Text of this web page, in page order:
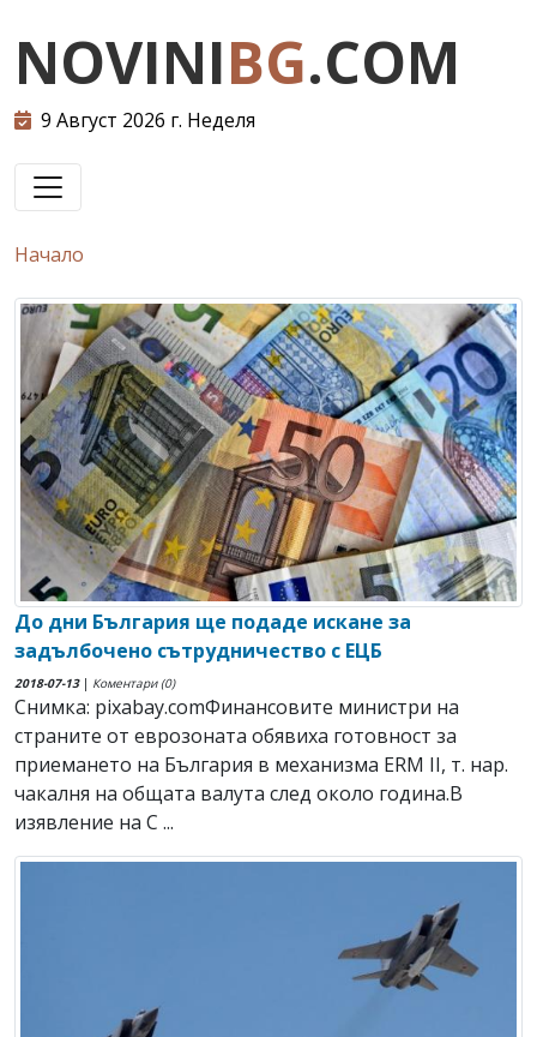
NOVINIBG.COM
9 Август 2026 г. Неделя
Начало
До дни България ще подаде искане за
задълбочено сътрудничество с ЕЦБ
2018-07-13| Коментари (0)
Снимка: pixabay.comФинансовите министри на
страните от еврозоната обявиха готовност за
приемането на България в механизма ERM II, т. нар.
чакалня на общата валута след около година.В
изявление на С ...